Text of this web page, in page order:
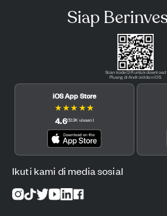
Siap
Scan kode QR untuk download
Pluang di Android dan iOS.
iOS App Store
★★★ ★★
4.6(12.3K ulasan)
Ikuti kami di media sosial